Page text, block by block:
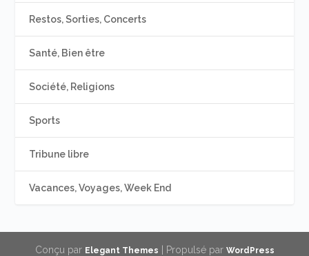
Restos, Sorties, Concerts
Santé, Bien être
Société, Religions
Sports
Tribune libre
Vacances, Voyages, Week End
Conçu par Elegant Themes | Propulsé par WordPress